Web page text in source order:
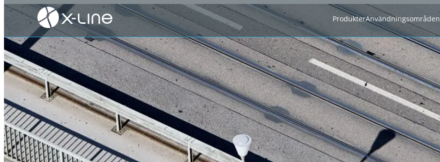
ProdukterAnvändningsområden